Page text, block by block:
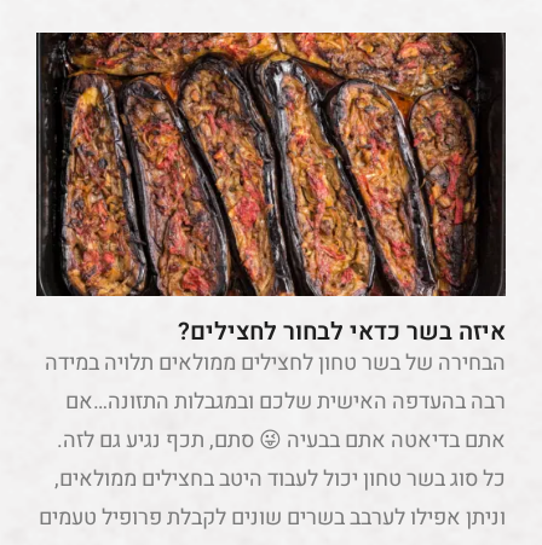
איזה בשר כדאי לבחור לחצילים?
הבחירה של בשר טחון לחצילים ממולאים תלויה במידה
רבה בהעדפה האישית שלכם ובמגבלות התזונה…אם
אתם בדיאטה אתם בבעיה 😜 סתם, תכף נגיע גם לזה.
כל סוג בשר טחון יכול לעבוד היטב בחצילים ממולאים,
וניתן אפילו לערבב בשרים שונים לקבלת פרופיל טעמים